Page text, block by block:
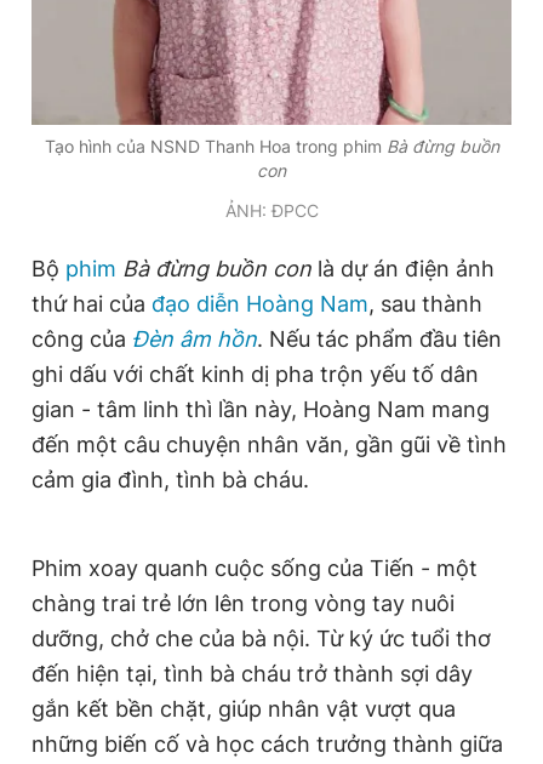
Giấy phép xuất bản số 110/GP - BTTTT cấp ngày 24.3.2020
© 2003-2026 Bản quyền thuộc về Báo Thanh Niên. Cấm sao
chép dưới mọi hình thức nếu không có sự chấp thuận bằng văn
bản. Phát triển bởi ePi Technologies, JSC.
Tạo hình của NSND Thanh Hoa trong phim Bà đừng buồn
con
ẢNH: ĐPCC
Bộ phim Bà đừng buồn con là dự án điện ảnh
thứ hai của đạo diễn Hoàng Nam, sau thành
công của Đèn âm hồn. Nếu tác phẩm đầu tiên
ghi dấu với chất kinh dị pha trộn yếu tố dân
gian - tâm linh thì lần này, Hoàng Nam mang
đến một câu chuyện nhân văn, gần gũi về tình
cảm gia đình, tình bà cháu.
Phim xoay quanh cuộc sống của Tiến - một
chàng trai trẻ lớn lên trong vòng tay nuôi
dưỡng, chở che của bà nội. Từ ký ức tuổi thơ
đến hiện tại, tình bà cháu trở thành sợi dây
gắn kết bền chặt, giúp nhân vật vượt qua
những biến cố và học cách trưởng thành giữa